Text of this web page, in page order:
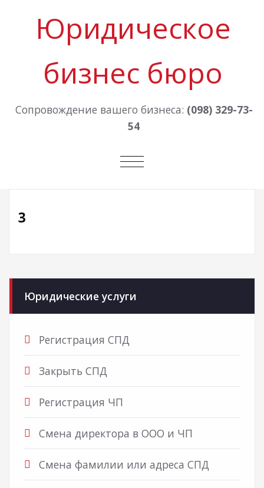
Юридическое
бизнес бюро
Сопровождение вашего бизнеса: (098) 329-73-
54
ПЕРЕКЛЮЧИТЬ
3
Юридические услуги
Регистрация СПД
Закрыть СПД
Регистрация ЧП
Смена директора в ООО и ЧП
Смена фамилии или адреса СПД